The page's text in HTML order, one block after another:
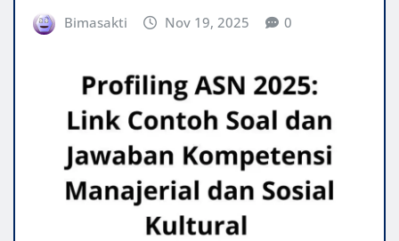
Bimasakti Nov 19, 2025 0